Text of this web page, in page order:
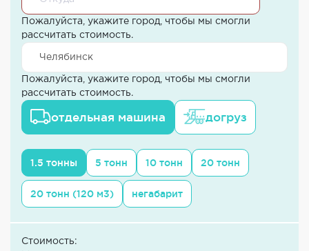
Пожалуйста, укажите город, чтобы мы смогли
рассчитать стоимость.
Пожалуйста, укажите город, чтобы мы смогли
рассчитать стоимость.
отдельная машина догруз
1.5 тонны 5 тонн 10 тонн 20 тонн
20 тонн (120 м3) негабарит
Стоимость: